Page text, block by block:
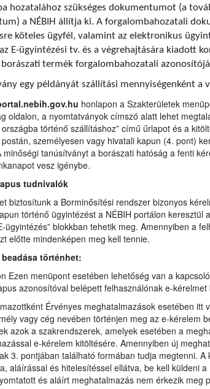
hozatalához szükséges dokumentumot (a
a NÉBIH állítja ki. A forgalombahozatali
köteles ügyfél, valamint az elektronikus
E-ügyintézési tv. és a végrehajtására kiadott
termék forgalombahozatali
egy példányát szállítási mennyiségenként a
honlapon a Szakterületek
oldalon, a nyomtatványok címszó alatt lehet
történő szállításhoz” című űrlapot és a
személyesen vagy hivatali kapun (4. pont)
minőségi tanúsítványt a borászati hatóság a fenti
vesz igénybe.
tudnivalók
biztosítunk a Borminősítési rendszer bizonyos
történő ügyintézést a NÉBIH portálon keresztül a
ügyintézés” blokkban tehetik meg. Amennyiben a
előtte mindenképen meg kell tennie.
beadása történhet:
Ezen menüpont esetében lehetőség van a
azonosítóval belépett felhasználónak e-kérelmet
Érvényes meghatalmazások esetében itt
vagy cég nevében történjen meg az e-kérelem
azok a szakrendszerek, amelyek esetében a
e-kérelem kitöltésére. Amennyiben új
3. pontjában található formában tudja megtenni. A
aláírással és hitelesítéssel ellátva, be kell küldeni
és aláírt meghatalmazás nem érkezik meg